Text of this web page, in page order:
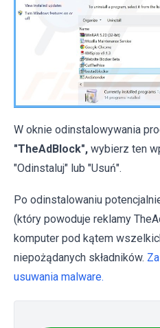
W oknie odinstalowywania
"TheAdBlock", wybierz ten
"Odinstaluj" lub "Usuń".
Po odinstalowaniu
(który powoduje reklamy
komputer pod kątem
niepożądanych składników.
usuwania malware.